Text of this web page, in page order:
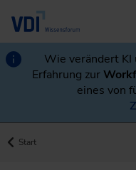
Wie verändert
Erfahrung zur
eines von
Start